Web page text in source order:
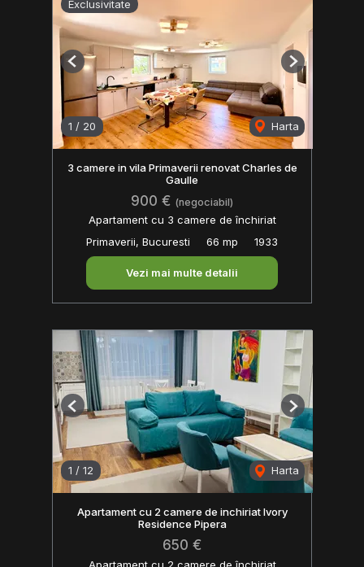
Exclusivitate
1 / 20 Harta
Previous Next
3 camere in vila Primaverii renovat Charles de
Gaulle
900 € (negociabil)
Apartament cu 3 camere de închiriat
Primaverii, Bucuresti
66 mp 1933
Vezi mai multe detalii
1 / 12 Harta
Previous Next
Apartament cu 2 camere de inchiriat Ivory
Residence Pipera
650 €